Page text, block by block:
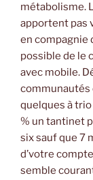
métabolisme.
apportent pas
en compagnie
possible de le
avec mobile.
communautés
quelques à
% un tantinet
six sauf que 7
d’votre
semble